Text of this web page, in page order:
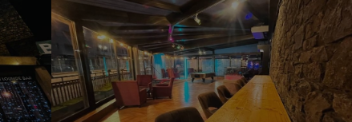
que coincida con tu búsqueda. Prueba a modificar el destino.